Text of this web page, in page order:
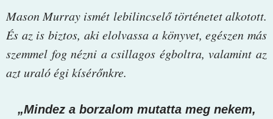
Mason Murray ismét lebilincselő történetet alkotott.
És az is biztos, aki elolvassa a könyvet, egészen más
szemmel fog nézni a csillagos égboltra, valamint az
azt uraló égi kísérőnkre.
„Mindez a borzalom mutatta meg nekem,